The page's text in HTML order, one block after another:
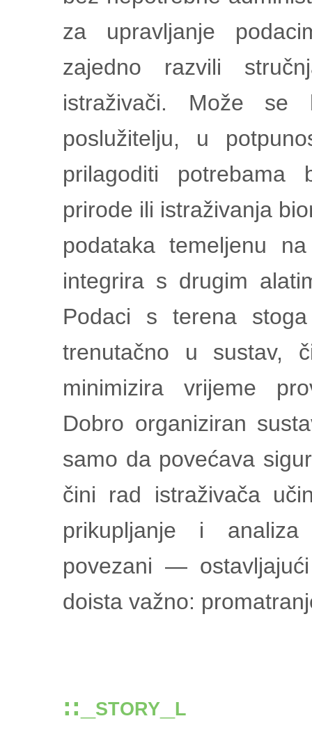
za upravljanje
zajedno razvili
istraživači. Može se
poslužitelju, u
prilagoditi potrebama
prirode ili istraživanja
podataka temeljenu
integrira s drugim
Podaci s terena
trenutačno u sustav,
minimizira vrijeme
Dobro organiziran
samo da povećava
čini rad istraživača
prikupljanje i
povezani —
doista važno:
::_story_l